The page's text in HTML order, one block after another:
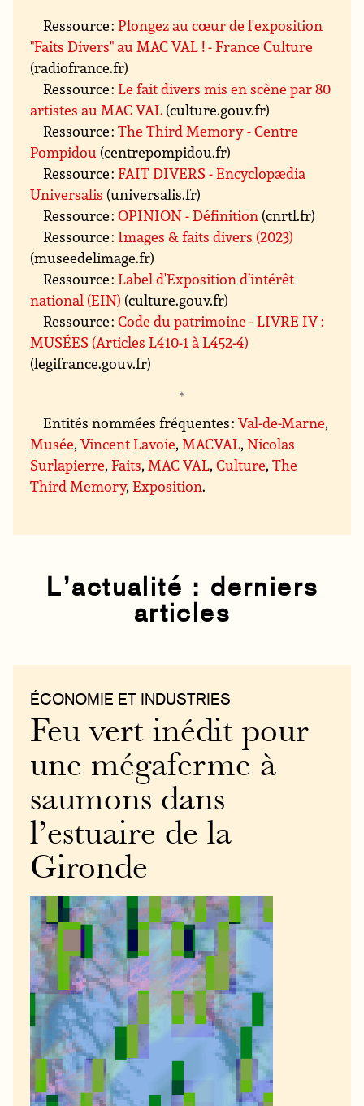
Ressource :Plongez au cœur de l'exposition
"Faits Divers" au MAC VAL ! - France Culture
(radiofrance.fr)
Ressource :Le fait divers mis en scène par 80
artistes au MAC VAL (culture.gouv.fr)
Ressource :The Third Memory - Centre
Pompidou (centrepompidou.fr)
Ressource :FAIT DIVERS - Encyclopædia
Universalis (universalis.fr)
Ressource :OPINION - Définition (cnrtl.fr)
Ressource : Images & faits divers (2023)
(museedelimage.fr)
Ressource :Label d'Exposition d’intérêt
national (EIN) (culture.gouv.fr)
Ressource :Code du patrimoine - LIVRE IV :
MUSÉES (Articles L410-1 à L452-4)
(legifrance.gouv.fr)
Entités nommées fréquentes :Val-de-Marne,
Musée,Vincent Lavoie,MACVAL,Nicolas
Surlapierre,Faits,MAC VAL,Culture,The
Third Memory,Exposition.
L’actualité : derniers
articles
ÉCONOMIE ET INDUSTRIES
Feu vert inédit pour
une mégaferme à
saumons dans
l’estuaire de la
Gironde